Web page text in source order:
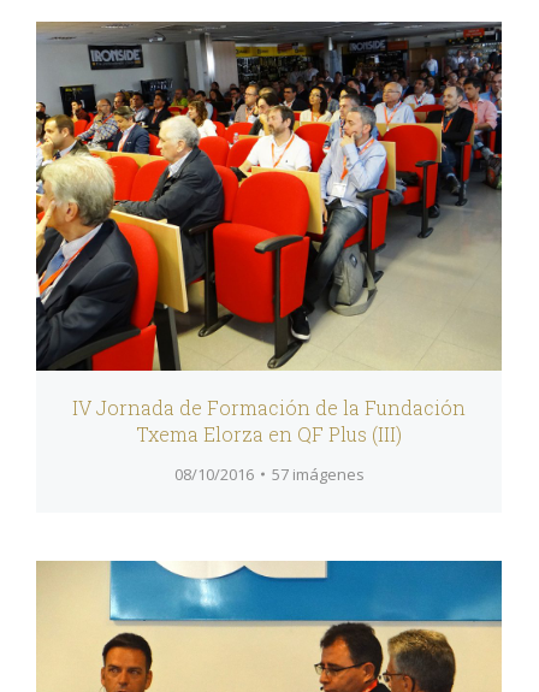
IV Jornada de Formación de la Fundación
Txema Elorza en QF Plus (III)
08/10/2016 57 imágenes